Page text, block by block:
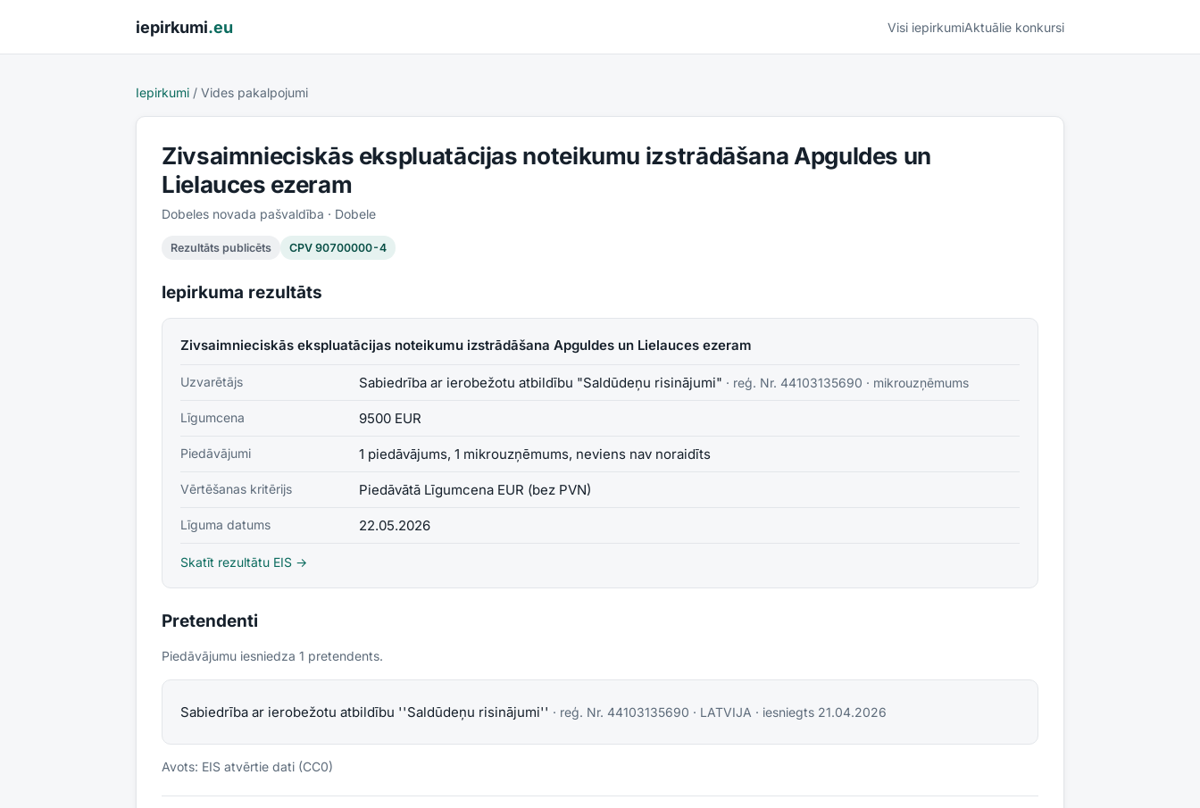
iepirkumi.eu Visi iepirkumiAktuālie konkursi
Iepirkumi / Vides pakalpojumi
Zivsaimnieciskās ekspluatācijas noteikumu izstrādāšana Apguldes un
Lielauces ezeram
Dobeles novada pašvaldība · Dobele
Rezultāts publicēts CPV 90700000-4
Iepirkuma rezultāts
Zivsaimnieciskās ekspluatācijas noteikumu izstrādāšana Apguldes un Lielauces ezeram
Uzvarētājs Sabiedrība ar ierobežotu atbildību "Saldūdeņu risinājumi" · reģ. Nr. 44103135690 · mikrouzņēmums
Līgumcena 9500 EUR
Piedāvājumi 1 piedāvājums, 1 mikrouzņēmums, neviens nav noraidīts
Vērtēšanas kritērijs Piedāvātā Līgumcena EUR (bez PVN)
Līguma datums 22.05.2026
Skatīt rezultātu EIS →
Pretendenti
Piedāvājumu iesniedza 1 pretendents.
Sabiedrība ar ierobežotu atbildību ''Saldūdeņu risinājumi'' · reģ. Nr. 44103135690 · LATVIJA · iesniegts 21.04.2026
Avots: EIS atvērtie dati (CC0)